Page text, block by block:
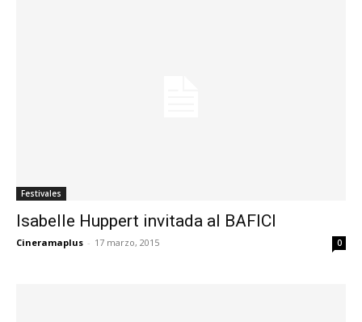
Festivales
Isabelle Huppert invitada al BAFICI
Cineramaplus - 17 marzo, 2015 0